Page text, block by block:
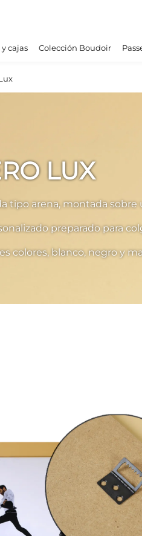
cajas Colección Boudoir
LUX
tipo arena, montada
preparado para
colores, blanco, negro y